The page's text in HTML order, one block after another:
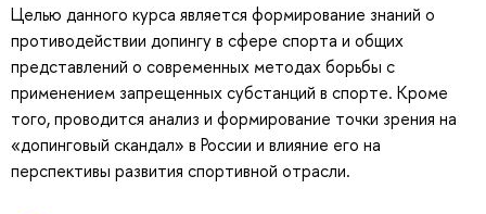
Целью данного курса является формирование знаний о
противодействии допингу в сфере спорта и общих
представлений о современных методах борьбы с
применением запрещенных субстанций в спорте. Кроме
того, проводится анализ и формирование точки зрения на
«допинговый скандал» в России и влияние его на
перспективы развития спортивной отрасли.